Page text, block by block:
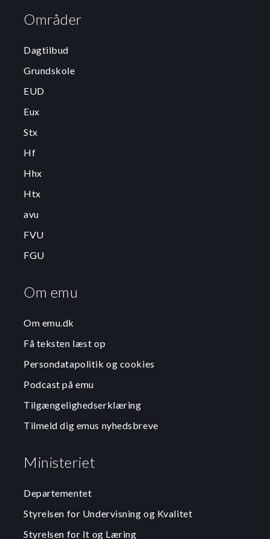
Områder
Dagtilbud
Grundskole
EUD
Eux
Stx
Hf
Hhx
Htx
avu
FVU
FGU
Om emu
Om emu.dk
Få teksten læst op
Persondatapolitik og cookies
Podcast på emu
Tilgængelighedserklæring
Tilmeld dig emus nyhedsbreve
Ministeriet
Departementet
Styrelsen for Undervisning og Kvalitet
Styrelsen for It og Læring